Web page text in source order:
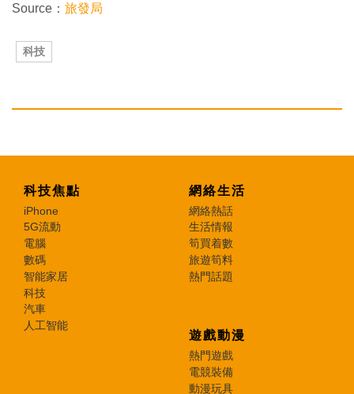
Source： 旅發局
科技
科技焦點
iPhone
5G流動
電腦
數碼
智能家居
科技
汽車
人工智能
網絡生活
網絡熱話
生活情報
筍買着數
旅遊筍料
熱門話題
遊戲動漫
熱門遊戲
電競裝備
動漫玩具